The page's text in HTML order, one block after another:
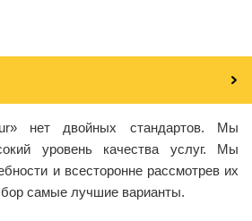
нет двойных стандартов. Мы
уровень качества услуг. Мы
и всесторонне рассмотрев их
самые лучшие варианты.